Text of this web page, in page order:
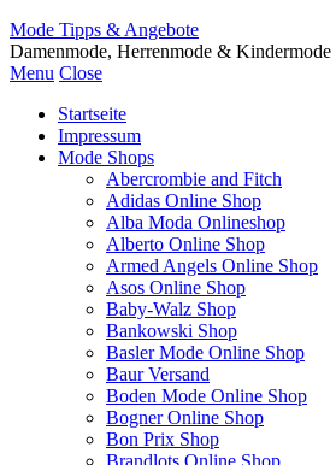
Mode Tipps & Angebote
Damenmode, Herrenmode & Kindermode
Menu Close
Startseite
Impressum
Mode Shops
Abercrombie and Fitch
Adidas Online Shop
Alba Moda Onlineshop
Alberto Online Shop
Armed Angels Online Shop
Asos Online Shop
Baby-Walz Shop
Bankowski Shop
Basler Mode Online Shop
Baur Versand
Boden Mode Online Shop
Bogner Online Shop
Bon Prix Shop
Brandlots Online Shop